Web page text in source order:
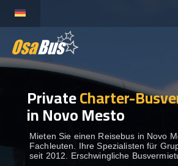
content
BUSVERMIETUNG
REISEZIELE
PrivateCharter-
in Novo Mesto
Mieten Sie einen Reisebus in Novo
Fachleuten. Ihre Spezialisten für
seit 2012. Erschwingliche